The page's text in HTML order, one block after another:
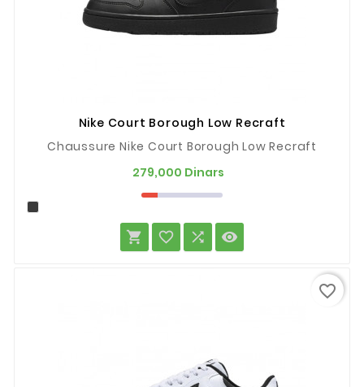
Nike Court Borough Low Recraft
Chaussure Nike Court Borough Low Recraft
279,000 Dinars
   
favorite_border